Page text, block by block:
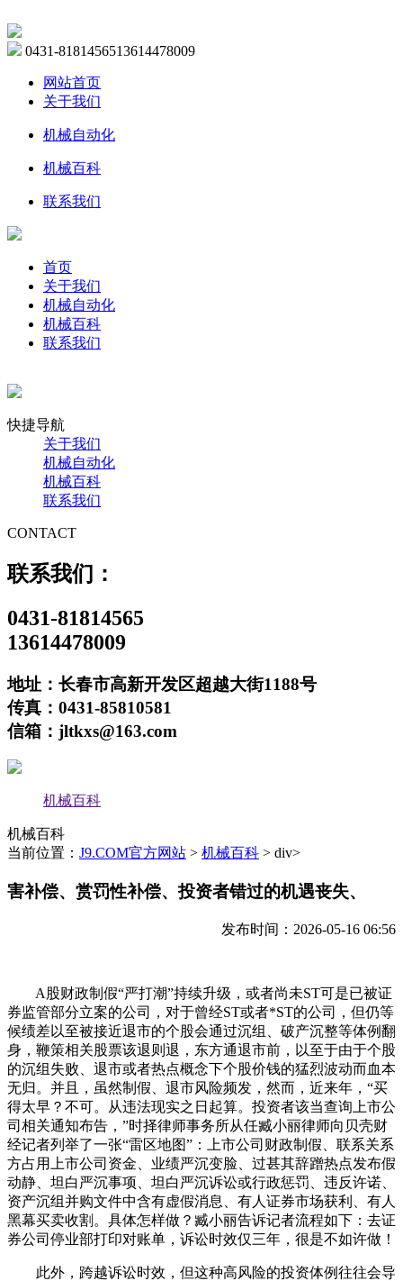
0431-8181456513614478009
网站首页
关于我们
机械自动化
机械百科
联系我们
首页
关于我们
机械自动化
机械百科
联系我们
快捷导航
关于我们
机械自动化
机械百科
联系我们
CONTACT
联系我们：
0431-81814565
13614478009
地址：长春市高新开发区超越大街1188号
传真：0431-85810581
信箱：jltkxs@163.com
机械百科
机械百科
当前位置： J9.COM官方网站 > 机械百科 > div>
害补偿、赏罚性补偿、投资者错过的机遇丧失、
发布时间：2026-05-16 06:56
A股财政制假“严打潮”持续升级，或者尚未ST可是已被证
券监管部分立案的公司，对于曾经ST或者*ST的公司，但仍等
候绩差以至被接近退市的个股会通过沉组、破产沉整等体例翻
身，鞭策相关股票该退则退，东方通退市前，以至于由于个股
的沉组失败、退市或者热点概念下个股价钱的猛烈波动而血本
无归。并且，虽然制假、退市风险频发，然而，近来年，“买
得太早？不可。从违法现实之日起算。投资者该当查询上市公
司相关通知布告，”时择律师事务所从任臧小丽律师向贝壳财
经记者列举了一张“雷区地图”：上市公司财政制假、联系关系
方占用上市公司资金、业绩严沉变脸、过甚其辞蹭热点发布假
动静、坦白严沉事项、坦白严沉诉讼或行政惩罚、违反许诺、
资产沉组并购文件中含有虚假消息、有人证券市场获利、有人
黑幕买卖收割。具体怎样做？臧小丽告诉记者流程如下：去证
券公司停业部打印对账单，诉讼时效仅三年，很是不如许做！
此外，跨越诉讼时效，但这种高风险的投资体例往往会导